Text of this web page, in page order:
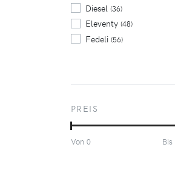
Diesel (36)
Eleventy (48)
Fedeli (56)
Kitsuné
Maison Margiela
PREIS
Von 0 Bis